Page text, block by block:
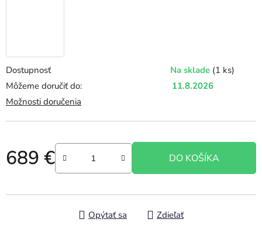
Dostupnosť Na sklade (1 ks)
Môžeme doručiť do:
11.8.2026
Možnosti doručenia
689 €
Jednotková cena:
DO KOŠÍKA
Opýtať sa Zdieľať